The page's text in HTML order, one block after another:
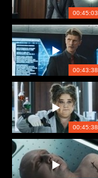
00:45:03
00:43:38
00:45:38